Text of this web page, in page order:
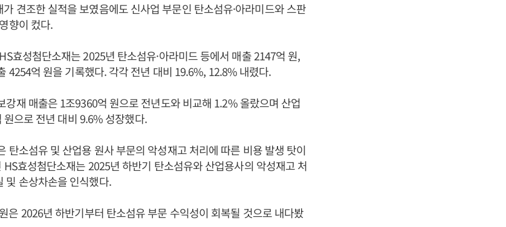
견조한 실적을 보였음에도 신사업 부문인 탄소섬유·아라미드와 스판
향이 컸다.
효성첨단소재는 2025년 탄소섬유·아라미드 등에서 매출 2147억 원,
4254억 원을 기록했다. 각각 전년 대비 19.6%, 12.8% 내렸다.
강재 매출은 1조9360억 원으로 전년도와 비교해 1.2% 올랐으며 산업
으로 전년 대비 9.6% 성장했다.
탄소섬유 및 산업용 원사 부문의 악성재고 처리에 따른 비용 발생 탓이
효성첨단소재는 2025년 하반기 탄소섬유와 산업용사의 악성재고 처
및 손상차손을 인식했다.
은 2026년 하반기부터 탄소섬유 부문 수익성이 회복될 것으로 내다봤